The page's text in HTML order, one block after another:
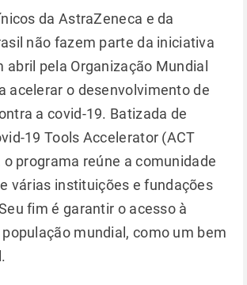
da AstraZeneca e da
não fazem parte da iniciativa
abril pela Organização Mundial
acelerar o desenvolvimento de
a covid-19. Batizada de
19 Tools Accelerator (ACT
programa reúne a comunidade
várias instituições e fundações
fim é garantir o acesso à
mundial, como um bem